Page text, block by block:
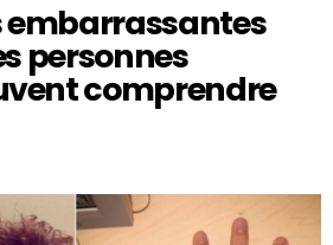
embarrassantes
personnes
comprendre